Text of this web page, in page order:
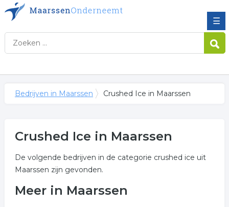
☰
Bedrijven in Maarssen Crushed Ice in Maarssen
Crushed Ice in Maarssen
De volgende bedrijven in de categorie crushed ice uit
Maarssen zijn gevonden.
Meer in Maarssen